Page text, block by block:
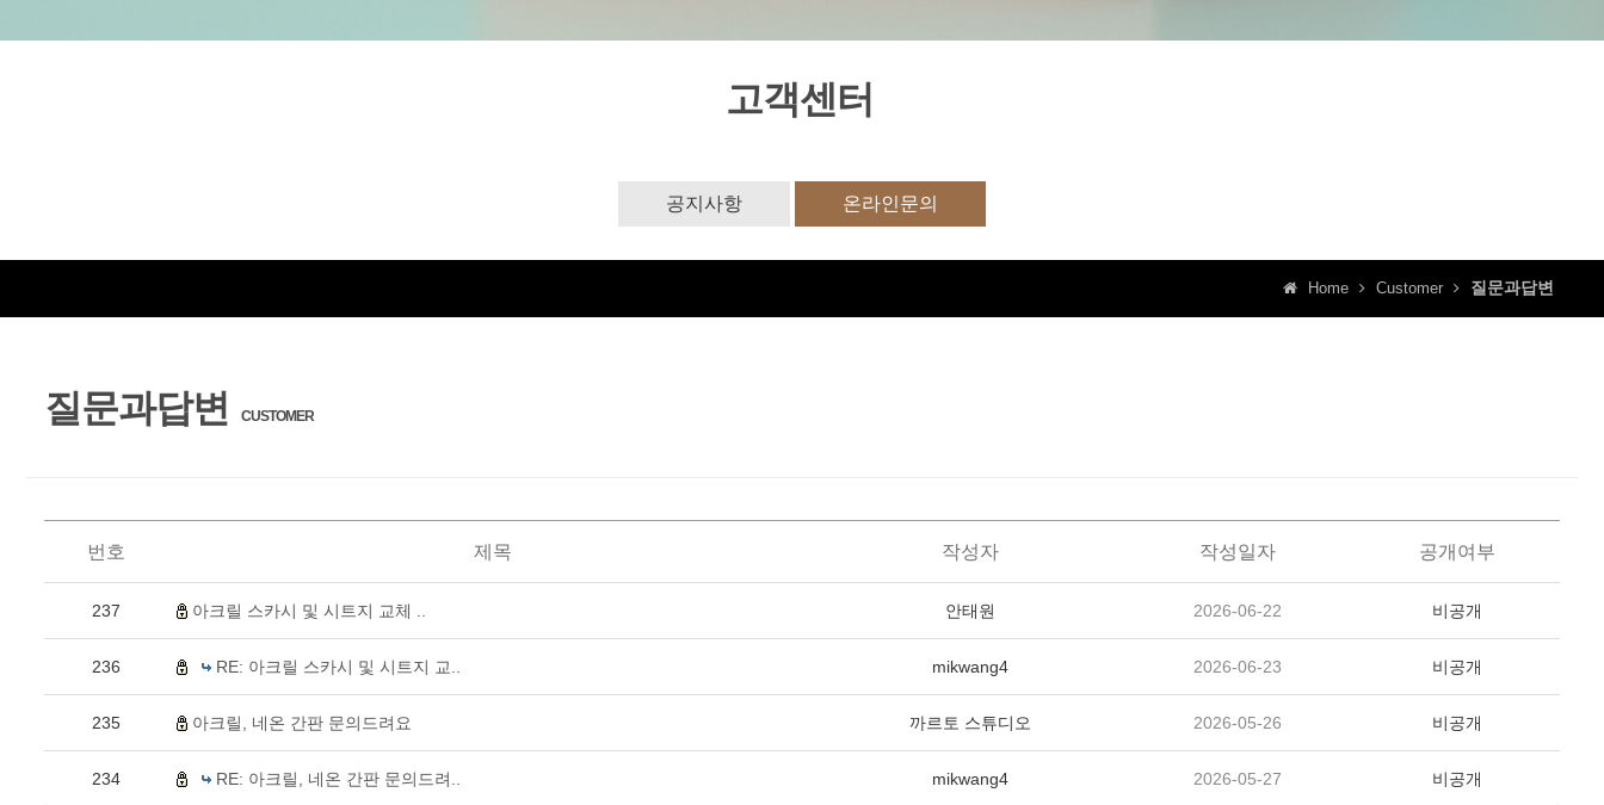
고객센터
공지사항 온라인문의
Home Customer 질문과답변
질문과답변 CUSTOMER
번호 제목 작성자 작성일자 공개여부
237 아크릴 스카시 및 시트지 교체 .. 안태원 2026-06-22 비공개
236 RE: 아크릴 스카시 및 시트지 교.. mikwang4 2026-06-23 비공개
235 아크릴, 네온 간판 문의드려요 까르토 스튜디오 2026-05-26 비공개
234 RE: 아크릴, 네온 간판 문의드려.. mikwang4 2026-05-27 비공개